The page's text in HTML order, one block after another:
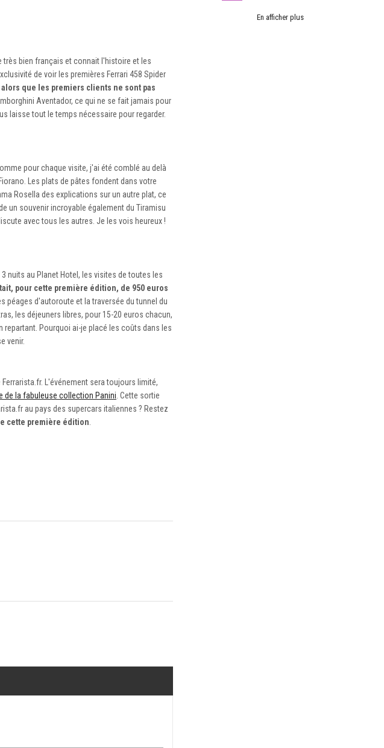
très bien français et connait l'histoire et les
de voir les premières Ferrari 458 Spider
que les premiers clients ne sont pas
Aventador, ce qui ne se fait jamais pour
laisse tout le temps nécessaire pour regarder.
pour chaque visite, j'ai été comblé au delà
Les plats de pâtes fondent dans votre
Rosella des explications sur un autre plat, ce
un souvenir incroyable également du Tiramisu
avec tous les autres. Je les vois heureux !
nuits au Planet Hotel, les visites de toutes les
pour cette première édition, de 950 euros
péages d'autoroute et la traversée du tunnel du
les déjeuners libres, pour 15-20 euros chacun,
Pourquoi ai-je placé les coûts dans les
venir.
L'événement sera toujours limité,
de la fabuleuse collection Panini . Cette sortie
au pays des supercars italiennes ? Restez
cette première édition
En afficher plus